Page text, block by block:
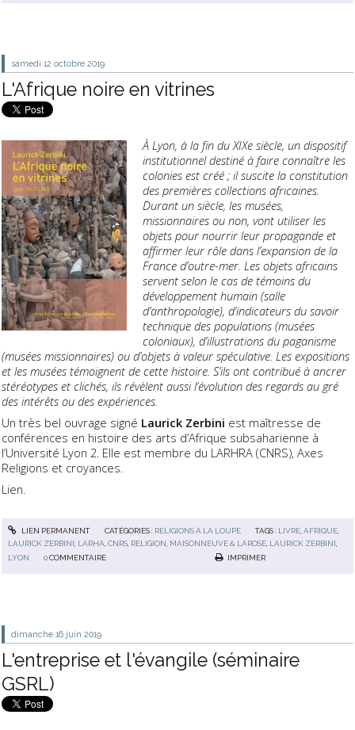
samedi 12 octobre 2019
L'Afrique noire en vitrines
À Lyon, à la fin du XIXe siècle, un dispositif
institutionnel destiné à faire connaître les
colonies est créé ; il suscite la constitution
des premières collections africaines.
Durant un siècle, les musées,
missionnaires ou non, vont utiliser les
objets pour nourrir leur propagande et
affirmer leur rôle dans l’expansion de la
France d’outre-mer. Les objets africains
servent selon le cas de témoins du
développement humain (salle
d’anthropologie), d’indicateurs du savoir
technique des populations (musées
coloniaux), d’illustrations du paganisme
(musées missionnaires) ou d’objets à valeur spéculative. Les expositions
et les musées témoignent de cette histoire. S’ils ont contribué à ancrer
stéréotypes et clichés, ils révèlent aussi l’évolution des regards au gré
des intérêts ou des expériences.
Un très bel ouvrage signé Laurick Zerbini est maîtresse de
conférences en histoire des arts d’Afrique subsaharienne à
l’Université Lyon 2. Elle est membre du LARHRA (CNRS), Axes
Religions et croyances.
Lien.
LIEN PERMANENT CATÉGORIES : RELIGIONS À LA LOUPE TAGS : LIVRE ,AFRIQUE
LAURICK ZERBINI LARHA ,CNRS RELIGION MAISONNEUVE & LAROSE LAURICK ZERBINI
LYON
0 COMMENTAIRE IMPRIMER
dimanche 16 juin 2019
L'entreprise et l'évangile (séminaire
GSRL)